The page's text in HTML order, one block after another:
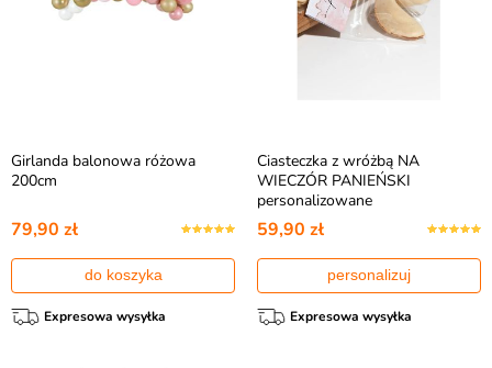
Girlanda balonowa różowa
200cm
79,90 zł
do koszyka
Expresowa wysyłka
Ciasteczka z wróżbą NA
WIECZÓR PANIEŃSKI
personalizowane
59,90 zł
personalizuj
Expresowa wysyłka